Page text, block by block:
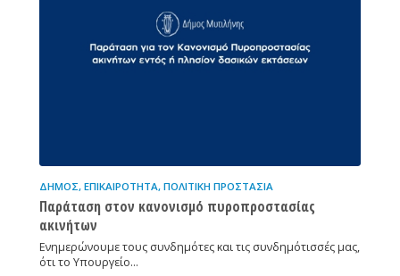
ΔΉΜΟΣ, ΕΠΙΚΑΙΡΌΤΗΤΑ, ΠΟΛΙΤΙΚΉ ΠΡΟΣΤΑΣΊΑ
Παράταση στον κανονισμό πυροπροστασίας
ακινήτων
Ενημερώνουμε τους συνδημότες και τις συνδημότισσές μας,
ότι το Υπουργείο…